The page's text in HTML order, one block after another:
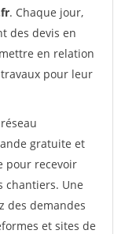
. Chaque jour,
des devis en
en relation
pour leur
gratuite et
pour recevoir
chantiers. Une
des demandes
et sites de